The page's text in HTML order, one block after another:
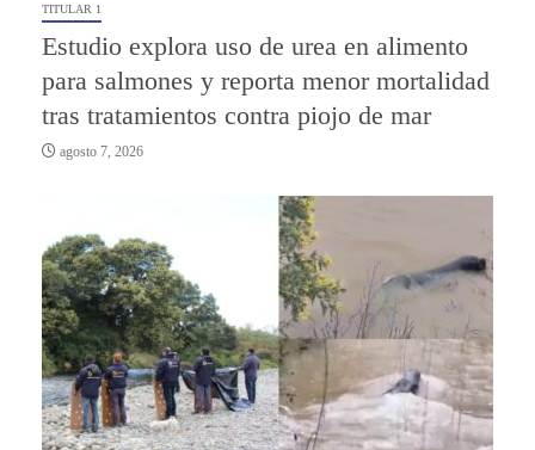
TITULAR 1
Estudio explora uso de urea en alimento
para salmones y reporta menor mortalidad
tras tratamientos contra piojo de mar
agosto 7, 2026